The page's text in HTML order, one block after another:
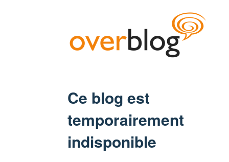
Ce blog est
temporairement
indisponible